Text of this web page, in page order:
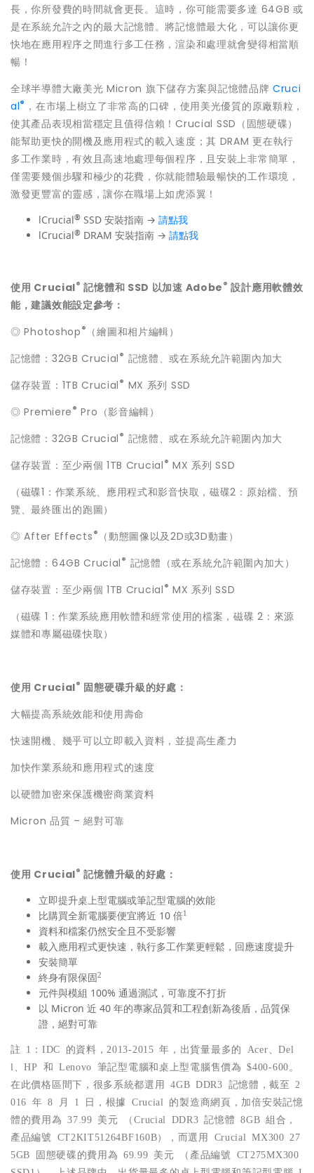
長，你所發費的時間就會更長。這時，你可能需要多達 64GB 或
是在系統允許之內的最大記憶體。將記憶體最大化，可以讓你更
快地在應用程序之間進行多工任務，渲染和處理就會變得相當順
暢！
全球半導體大廠美光 Micron 旗下儲存方案與記憶體品牌 Cruci
al® ，在市場上樹立了非常高的口碑，使用美光優質的原廠顆粒，
使其產品表現相當穩定且值得信賴！Crucial SSD（固態硬碟）
能幫助更快的開機及應用程式的載入速度；其 DRAM 更在執行
多工作業時，有效且高速地處理每個程序，且安裝上非常簡單，
僅需要幾個步驟和極少的花費，你就能體驗最暢快的工作環境，
激發更豐富的靈感，讓你在職場上如虎添翼！
lCrucial® SSD 安裝指南 → 請點我
lCrucial® DRAM 安裝指南 → 請點我
使用 Crucial® 記憶體和 SSD 以加速 Adobe ® 設計應用軟體效
能，建議效能設定參考 ：
◎ Photoshop ®
（繪圖和相片編輯）
記憶體：32GB Crucial ® 記憶體、或在系統允許範圍內加大
儲存裝置：1TB Crucial ® MX 系列 SSD
◎ Premiere ® Pro（影音編輯）
記憶體：32GB Crucial ® 記憶體、或在系統允許範圍內加大
儲存裝置：至少兩個 1TB Crucial ® MX 系列 SSD
（磁碟1：作業系統、應用程式和影音快取，磁碟2：原始檔、預
覽、最終匯出的跑圖）
◎ After Effects ®
（動態圖像以及2D或3D動畫）
記憶體：64GB Crucial ® 記憶體（或在系統允許範圍內加大）
儲存裝置：至少兩個 1TB Crucial ® MX 系列 SSD
（磁碟 1：作業系統應用軟體和經常使用的檔案，磁碟 2：來源
媒體和專屬磁碟快取）
使用 Crucial® 固態硬碟升級的好處：
大幅提高系統效能和使用壽命
快速開機、幾乎可以立即載入資料，並提高生產力
加快作業系統和應用程式的速度
以硬體加密來保護機密商業資料
Micron 品質 – 絕對可靠
使用 Crucial® 記憶體升級的好處：
立即提升桌上型電腦或筆記型電腦的效能
比購買全新電腦要便宜將近 10 倍1
資料和檔案仍然安全且不受影響
載入應用程式更快速，執行多工作業更輕鬆，回應速度提升
安裝簡單
終身有限保固2
元件與模組 100% 通過測試，可靠度不打折
以 Micron 近 40 年的專家品質和工程創新為後盾，品質保
證，絕對可靠
註 1：IDC 的資料，2013-2015 年，出貨量最多的 Acer、Del
l、HP 和 Lenovo 筆記型電腦和桌上型電腦售價為 $400-600。
在此價格區間下，很多系統都選用 4GB DDR3 記憶體，截至 2
016 年 8 月 1 日，根據 Crucial 的製造商網頁，加倍安裝記憶
體的費用為 37.99 美元 （Crucial DDR3 記憶體 8GB 組合，
產品編號 CT2KIT51264BF160B），而選用 Crucial MX300 27
5GB 固態硬碟的費用為 69.99 美元 （產品編號 CT275MX300